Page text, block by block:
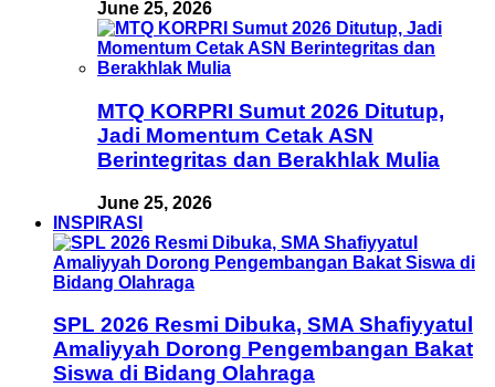
June 25, 2026
MTQ KORPRI Sumut 2026 Ditutup,
Jadi Momentum Cetak ASN
Berintegritas dan Berakhlak Mulia
June 25, 2026
INSPIRASI
SPL 2026 Resmi Dibuka, SMA Shafiyyatul
Amaliyyah Dorong Pengembangan Bakat
Siswa di Bidang Olahraga